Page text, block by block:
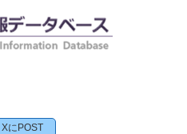
XにPOST